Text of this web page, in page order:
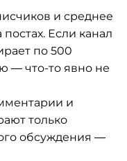
и среднее
Если канал
по 500
— что-то явно не
и
только
обсуждения —